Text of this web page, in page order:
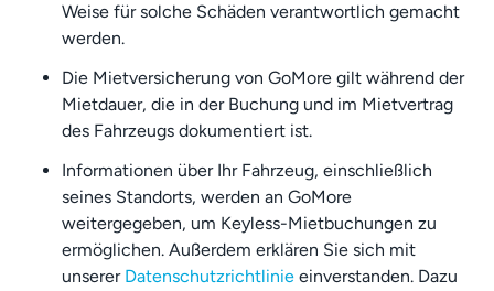
Weise für solche Schäden verantwortlich gemacht
werden.
Die Mietversicherung von GoMore gilt während der
Mietdauer, die in der Buchung und im Mietvertrag
des Fahrzeugs dokumentiert ist.
Informationen über Ihr Fahrzeug, einschließlich
seines Standorts, werden an GoMore
weitergegeben, um Keyless-Mietbuchungen zu
ermöglichen. Außerdem erklären Sie sich mit
unserer Datenschutzrichtlinie einverstanden. Dazu